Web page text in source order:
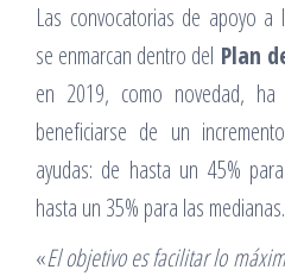
Las convocatorias de apoyo a
se enmarcan dentro del Plan
en 2019, como novedad,
beneficiarse de un
ayudas: de hasta un 45%
hasta un 35% para las medianas.
«El objetivo es facilitar lo